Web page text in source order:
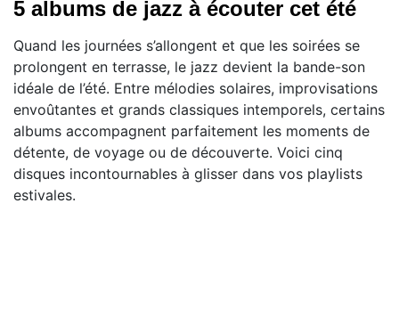
5 albums de jazz à écouter cet été
Quand les journées s’allongent et que les soirées se
prolongent en terrasse, le jazz devient la bande-son
idéale de l’été. Entre mélodies solaires, improvisations
envoûtantes et grands classiques intemporels, certains
albums accompagnent parfaitement les moments de
détente, de voyage ou de découverte. Voici cinq
disques incontournables à glisser dans vos playlists
estivales.